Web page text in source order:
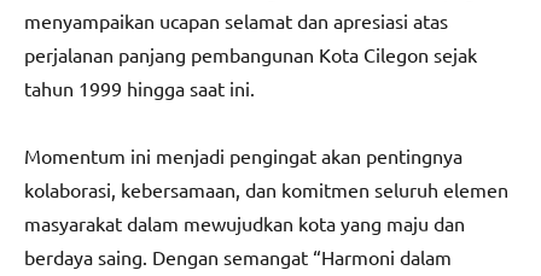
menyampaikan ucapan selamat dan apresiasi atas
perjalanan panjang pembangunan Kota Cilegon sejak
tahun 1999 hingga saat ini.
Momentum ini menjadi pengingat akan pentingnya
kolaborasi, kebersamaan, dan komitmen seluruh elemen
masyarakat dalam mewujudkan kota yang maju dan
berdaya saing. Dengan semangat “Harmoni dalam